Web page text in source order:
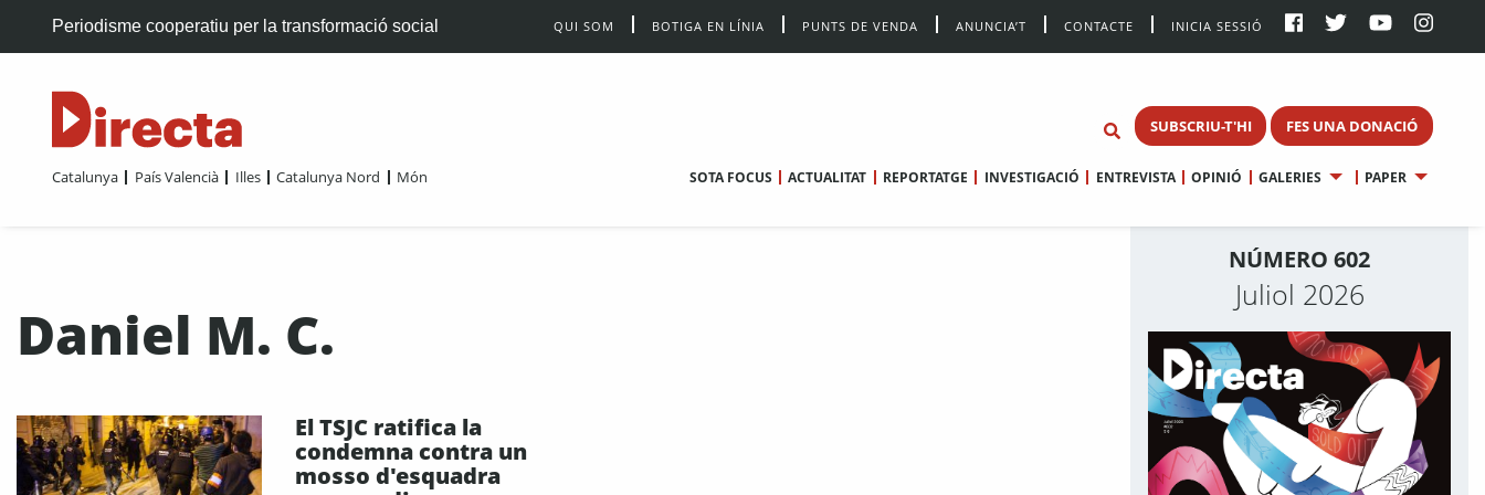
Periodisme cooperatiu per la transformació social QUI SOM BOTIGA EN LÍNIA PUNTS DE VENDA ANUNCIA’T CONTACTE INICIA SESSIÓ
SUBSCRIU-T'HI FES UNA DONACIÓ
Catalunya País Valencià Illes Catalunya Nord Món SOTA FOCUS ACTUALITAT REPORTATGE INVESTIGACIÓ ENTREVISTA OPINIÓ GALERIES PAPER
Daniel M. C.
El TSJC ratifica la
condemna contra un
mosso d'esquadra
NÚMERO 602
Juliol 2026